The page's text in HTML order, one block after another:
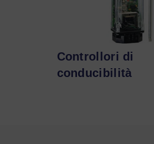
Controllori di
conducibilità